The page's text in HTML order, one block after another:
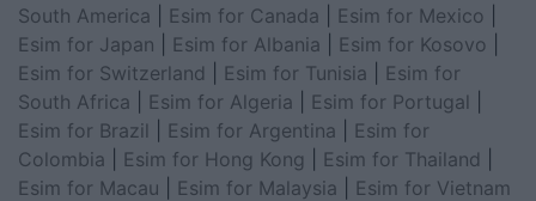
South America
Esim for Canada Esim for Mexico
Esim for Japan
Esim for Albania Esim for Kosovo
Esim for Switzerland
Esim for Tunisia
Esim for
South Africa
Esim for Algeria Esim for Portugal
Esim for Brazil
Esim for Argentina
Esim for
Colombia
Esim for Hong Kong Esim for Thailand
Esim for Macau
Esim for Malaysia
Esim for Vietnam